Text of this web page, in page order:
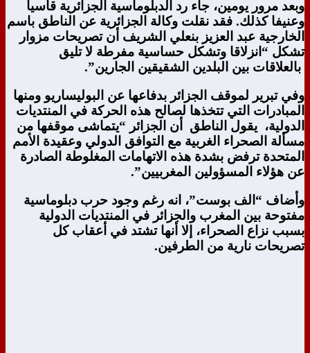
وبعد مرور يومين، جاء رد الدبلوماسية الجزائرية قاسيا
وعنيفا كذلك. فقد نقلت وكالة الجزائرية عن الناطق باسم
الخارجية عبد العزيز بنعلي الشريف أن تصريحات مزوار
تشكل “انزلاقا وتشكل حساسية مفرطة لا تليق
بالعلاقات بين البلدين الشقيقين الجارين”.
وفي تبرير لموقف الجزائر بدفاعها عن البوليساريو ومنها
المبادرات التي تتخذها لصالح هذه الحركة في المنتديات
الدولية، يقول الناطق أن الجزائر “يتماشى موقفها من
مسألة الصحراء الغربية مع التوافق الدولي وعقيدة الأمم
المتحدة ترفض بشدة هذه الاتهامات المغلوطة الصادرة
عن هؤلاء المسؤولين المغربيين”.
وأضاف “الف بوست”، انه رغم وجود حرب دبلوماسية
مفتوحة بين المغرب والجزائر في المنتديات الدولية
بسبب نزاع الصحراء، إلا أنها تشتد في أعقاب كل
تصريحات نارية من الطرفين.